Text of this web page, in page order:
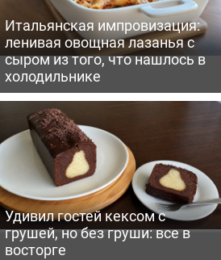
Итальянская импровизация:
ленивая овощная лазанья с
сыром из того, что нашлось в
холодильнике
Удивил гостей кексом с
грушей, но без груши: все в
восторге